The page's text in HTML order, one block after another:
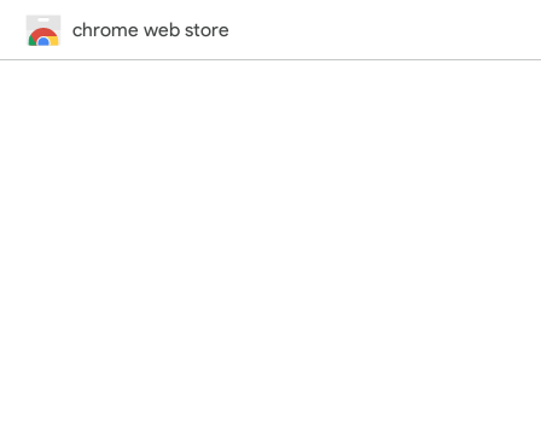
chrome web store